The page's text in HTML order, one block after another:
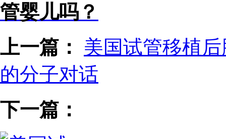
管婴儿吗？
上一篇：
美国试管移植
的分子对话
下一篇：